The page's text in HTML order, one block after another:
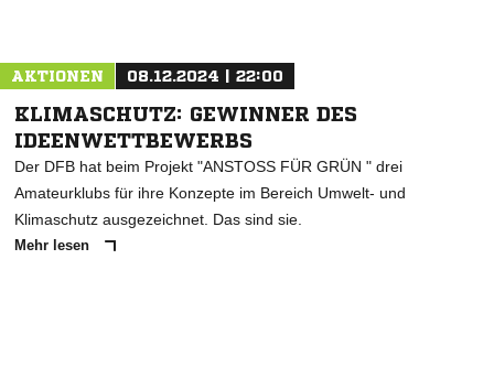
AKTIONEN 08.12.2024 | 22:00
KLIMASCHUTZ: GEWINNER DES
IDEENWETTBEWERBS
Der DFB hat beim Projekt "ANSTOSS FÜR GRÜN " drei
Amateurklubs für ihre Konzepte im Bereich Umwelt- und
Klimaschutz ausgezeichnet. Das sind sie.
Mehr lesen